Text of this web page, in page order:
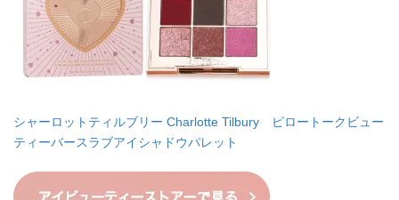
シャーロットティルブリー Charlotte Tilbury ピロートークビュー
ティーバースラブアイシャドウパレット